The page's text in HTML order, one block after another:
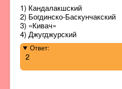
1) Кандалакшский
2) Богдинско-Баскунчакский
3) «Кивач»
4) Джугджурский
Ответ:
2